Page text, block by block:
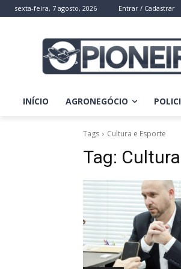
sexta-feira, 7 agosto, 2026 Entrar / Cadastrar
INÍCIO AGRONEGÓCIO
Tags Cultura e Esporte
Tag: